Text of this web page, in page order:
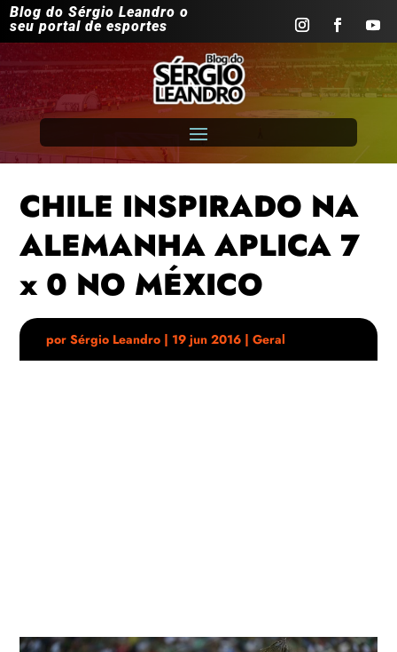
Blog do Sérgio Leandro o
seu portal de esportes
CHILE INSPIRADO NA
ALEMANHA APLICA 7
x 0 NO MÉXICO
porSérgio Leandro | 19 jun 2016 |Geral